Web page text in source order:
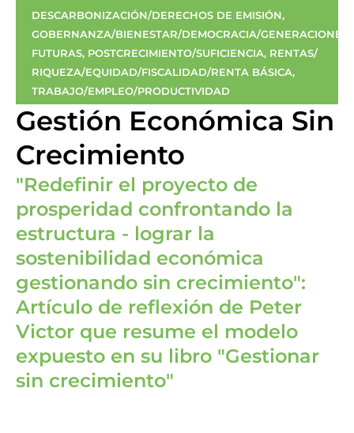
DESCARBONIZACIÓN/DERECHOS DE EMISIÓN,
GOBERNANZA/BIENESTAR/DEMOCRACIA/GENERACIONES
FUTURAS, POSTCRECIMIENTO/SUFICIENCIA, RENTAS/
RIQUEZA/EQUIDAD/FISCALIDAD/RENTA BÁSICA,
TRABAJO/EMPLEO/PRODUCTIVIDAD
Gestión Económica Sin
Crecimiento
"Redefinir el proyecto de
prosperidad confrontando la
estructura - lograr la
sostenibilidad económica
gestionando sin crecimiento":
Artículo de reflexión de Peter
Victor que resume el modelo
expuesto en su libro "Gestionar
sin crecimiento"